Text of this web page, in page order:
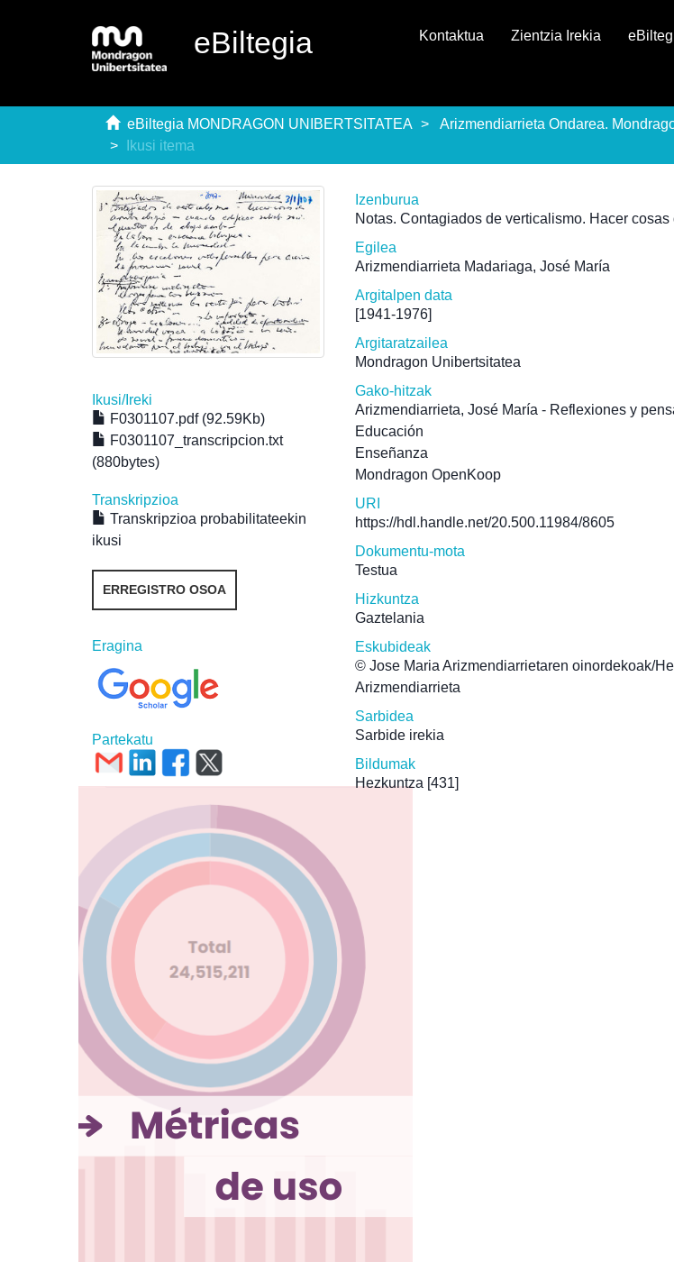
eBiltegia Kontaktua Zientzia Irekia
eBiltegia MONDRAGON UNIBERTSITATEA Arizmendiarrieta Ondarea.
Ikusi itema
Ikusi/Ireki
F0301107.pdf (92.59Kb)
F0301107_transcripcion.txt
(880bytes)
Transkripzioa
Transkripzioa probabilitateekin
ikusi
ERREGISTRO OSOA
Eragina
Partekatu
Izenburua
Notas. Contagiados de verticalismo. Hacer
Egilea
Arizmendiarrieta Madariaga, José María
Argitalpen data
[1941-1976]
Argitaratzailea
Mondragon Unibertsitatea
Gako-hitzak
Arizmendiarrieta, José María - Reflexiones y
Educación
Enseñanza
Mondragon OpenKoop
URI
https://hdl.handle.net/20.500.11984/8605
Dokumentu-mota
Testua
Hizkuntza
Gaztelania
Eskubideak
© Jose Maria Arizmendiarrietaren oinordekoak/
Arizmendiarrieta
Sarbidea
Sarbide irekia
Bildumak
Hezkuntza [431]